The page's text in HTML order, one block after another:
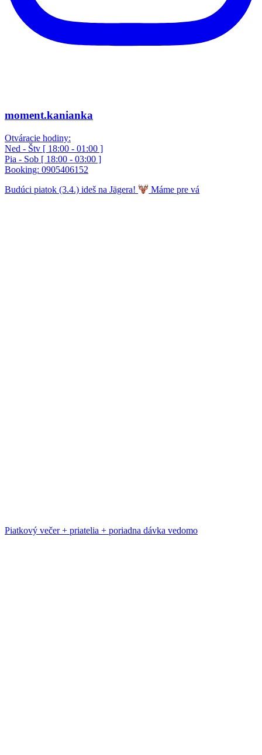
moment.kanianka
Otváracie hodiny:
Ned - Štv [ 18:00 - 01:00 ]
Pia - Sob [ 18:00 - 03:00 ]
Booking: 0905406152
Budúci piatok (3.4.) ideš na Jägera! Máme pre vá
Piatkový večer + priatelia + poriadna dávka vedomo